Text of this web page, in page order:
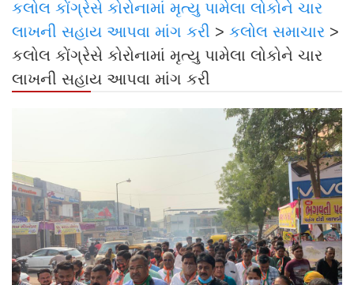
કલોલ કોંગ્રેસે કોરોનામાં મૃત્યુ પામેલા લોકોને ચાર
લાખની સહાય આપવા માંગ કરી > કલોલ સમાચાર >
કલોલ કોંગ્રેસે કોરોનામાં મૃત્યુ પામેલા લોકોને ચાર
લાખની સહાય આપવા માંગ કરી